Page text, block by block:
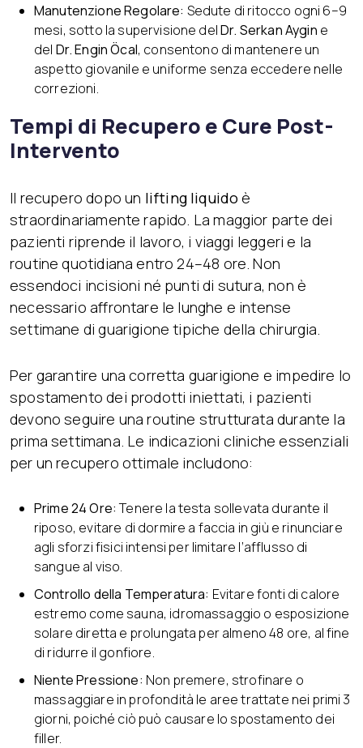
Manutenzione Regolare: Sedute di ritocco ogni 6–9
mesi, sotto la supervisione delDr. Serkan Aygin e
del Dr. Engin Öcal, consentono di mantenere un
aspetto giovanile e uniforme senza eccedere nelle
correzioni.
Tempi di Recupero e Cure Post-
Intervento
Il recupero dopo un lifting liquido è
straordinariamente rapido. La maggior parte dei
pazienti riprende il lavoro, i viaggi leggeri e la
routine quotidiana entro 24–48 ore. Non
essendoci incisioni né punti di sutura, non è
necessario affrontare le lunghe e intense
settimane di guarigione tipiche della chirurgia.
Per garantire una corretta guarigione e impedire lo
spostamento dei prodotti iniettati, i pazienti
devono seguire una routine strutturata durante la
prima settimana. Le indicazioni cliniche essenziali
per un recupero ottimale includono:
Prime 24 Ore:Tenere la testa sollevata durante il
riposo, evitare di dormire a faccia in giù e rinunciare
agli sforzi fisici intensi per limitare l’afflusso di
sangue al viso.
Controllo della Temperatura: Evitare fonti di calore
estremo come sauna, idromassaggio o esposizione
solare diretta e prolungata per almeno 48 ore, al fine
di ridurre il gonfiore.
Niente Pressione: Non premere, strofinare o
massaggiare in profondità le aree trattate nei primi 3
giorni, poiché ciò può causare lo spostamento dei
filler.